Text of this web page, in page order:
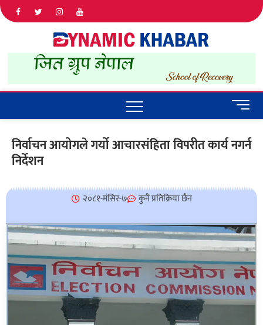
IN NEPAL
M
e
u
n
निर्वाचन आयोगले गर्यो आचारसंहिता विपरीत कार्य नगर्न
निर्देशन
२०८१-मंसिर-७ कुनै प्रतिक्रिया छैन